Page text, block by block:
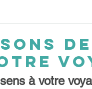
à votre